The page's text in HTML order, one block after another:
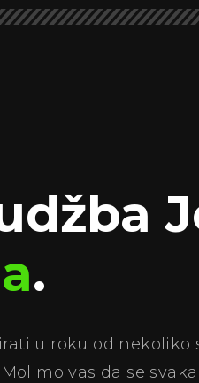
.
u roku od nekoliko
vas da se